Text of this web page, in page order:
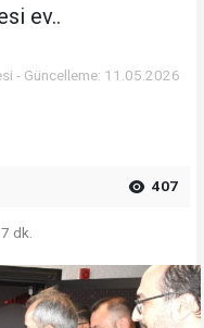
ev..
- Güncelleme: 11.05.2026
407
dk.